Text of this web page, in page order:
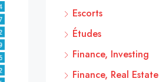
Escorts
Études
Finance, Investing
Finance, Real Estate